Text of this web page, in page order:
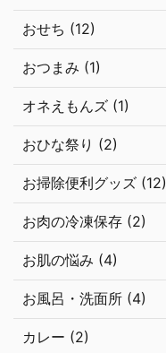
おせち (12)
おつまみ (1)
オネえもんズ (1)
おひな祭り (2)
お掃除便利グッズ (12)
お肉の冷凍保存 (2)
お肌の悩み (4)
お風呂・洗面所 (4)
カレー (2)